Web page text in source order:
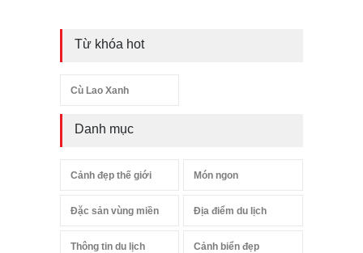
Từ khóa hot
Cù Lao Xanh
Danh mục
Cảnh đẹp thế giới Món ngon
Đặc sản vùng miền Địa điểm du lịch
Thông tin du lịch Cảnh biển đẹp